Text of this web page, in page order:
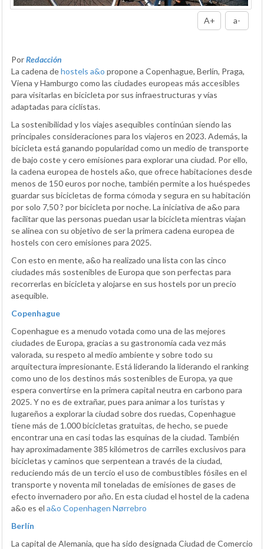
A+ a-
PorRedacción
La cadena dehostels a&o propone a Copenhague, Berlín, Praga,
Viena y Hamburgo como las ciudades europeas más accesibles
para visitarlas en bicicleta por sus infraestructuras y vías
adaptadas para ciclistas.
La sostenibilidad y los viajes asequibles continúan siendo las
principales consideraciones para los viajeros en 2023. Además, la
bicicleta está ganando popularidad como un medio de transporte
de bajo coste y cero emisiones para explorar una ciudad. Por ello,
la cadena europea de hostels a&o, que ofrece habitaciones desde
menos de 150 euros por noche, también permite a los huéspedes
guardar sus bicicletas de forma cómoda y segura en su habitación
por solo 7,50 ? por bicicleta por noche. La iniciativa de a&o para
facilitar que las personas puedan usar la bicicleta mientras viajan
se alinea con su objetivo de ser la primera cadena europea de
hostels con cero emisiones para 2025.
Con esto en mente, a&o ha realizado una lista con las cinco
ciudades más sostenibles de Europa que son perfectas para
recorrerlas en bicicleta y alojarse en sus hostels por un precio
asequible.
Copenhague
Copenhague es a menudo votada como una de las mejores
ciudades de Europa, gracias a su gastronomía cada vez más
valorada, su respeto al medio ambiente y sobre todo su
arquitectura impresionante. Está liderando la liderando el ranking
como uno de los destinos más sostenibles de Europa, ya que
espera convertirse en la primera capital neutra en carbono para
2025. Y no es de extrañar, pues para animar a los turistas y
lugareños a explorar la ciudad sobre dos ruedas, Copenhague
tiene más de 1.000 bicicletas gratuitas, de hecho, se puede
encontrar una en casi todas las esquinas de la ciudad. También
hay aproximadamente 385 kilómetros de carriles exclusivos para
bicicletas y caminos que serpentean a través de la ciudad,
reduciendo más de un tercio el uso de combustibles fósiles en el
transporte y noventa mil toneladas de emisiones de gases de
efecto invernadero por año. En esta ciudad el hostel de la cadena
a&o es el a&o Copenhagen Nørrebro
Berlín
La capital de Alemania, que ha sido designada Ciudad de Comercio